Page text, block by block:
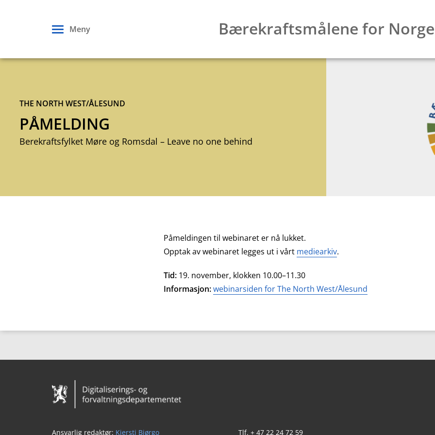
Meny Bærekraftsmålene for Norge
Påmelding
webinar
19.
november_The
THE NORTH WEST/ÅLESUND
PÅMELDING
Berekraftsfylket Møre og Romsdal – Leave no one behind
Påmeldingen til webinaret er nå lukket.
Opptak av webinaret legges ut i vårt mediearkiv.
Tid: 19. november, klokken 10.00–11.30
Informasjon:webinarsiden for The North West/Ålesund
Bunntekst
Ansvarlig redaktør: Kjersti Bjørgo Tlf. + 47 22 24 72 59